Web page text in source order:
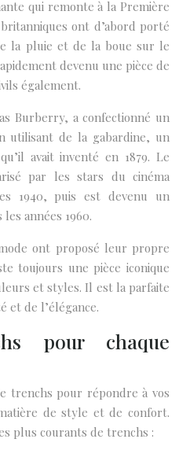
qui remonte à la Première
ont d’abord porté
la pluie et de la boue sur le
devenu une pièce de
également.
Burberry, a confectionné un
utilisant de la gabardine, un
avait inventé en 1879. Le
par les stars du cinéma
1940, puis est devenu un
années 1960.
ont proposé leur propre
toujours une pièce iconique
et styles. Il est la parfaite
et de l’élégance.
pour chaque
trenchs pour répondre à vos
de style et de confort.
plus courants de trenchs :